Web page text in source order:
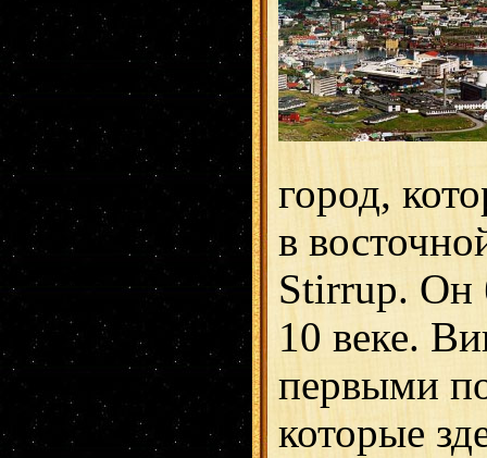
город,
в
Stirrup. Он
10 веке.
первыми
которые